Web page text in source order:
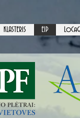
KLASTERIS EIP